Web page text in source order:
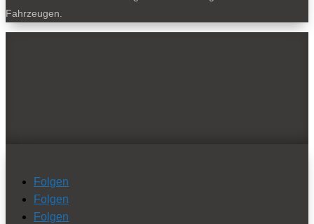
Fahrzeugen.
Folgen
Folgen
Folgen